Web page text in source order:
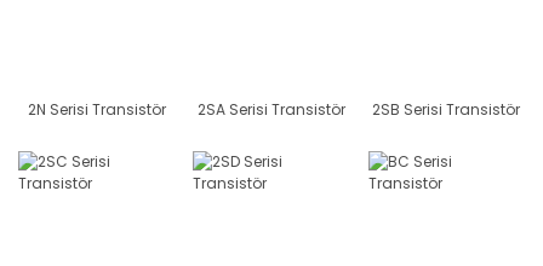
2N Serisi Transistör 2SA Serisi Transistör 2SB Serisi Transistör